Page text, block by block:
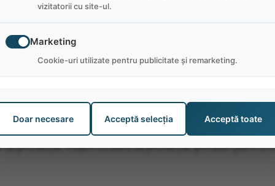
de intrare la poartă!
Fun Parks:
Metal High Rise și cele 2 piste din lemn, Wild Woody și
protecție, mașini cu bara de protecție, plimbări pentru
vizitatorii cu site-ul.
Marketing
Cookie-uri utilizate pentru publicitate și remarketing.
Doar necesare Acceptă selecția Acceptă toate